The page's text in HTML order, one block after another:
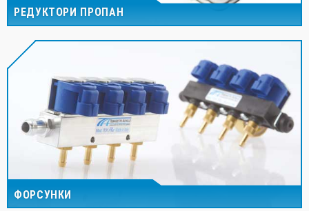
РЕДУКТОРИ ПРОПАН
ФОРСУНКИ